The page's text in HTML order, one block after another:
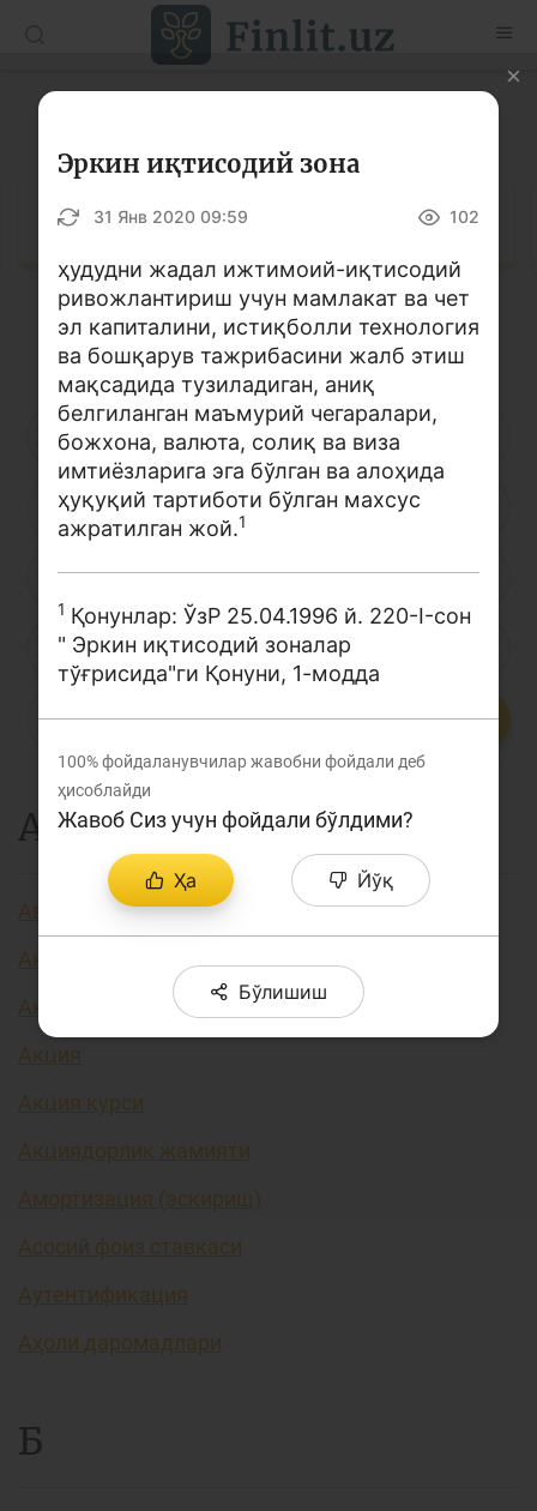
Рус
Мақолалар
Ўқув қўлланмалар
Молиявий саводхонлик бўйича китоблар
Видео
Лойиҳалар
Интерактив хизматлар
Фотогалерея
Лойиҳа ҳақида
Кенгайтирилган қидирув
Сайт харитаси
Луғат
Кирилл алифбоси Лотин алифбоси
А Б В Г Ғ
Ё Ж З И Й К
Л М Н О П Р С
Т У Ў Ү Ф
Ц Ч Ш Э Ю Я ...
А
Авторизация
Аккредитив
Активлар
Акция
Акция курси
Акциядорлик жамияти
Амортизация (эскириш)
Асосий фоиз ставкаси
Аутентификация
Аҳоли даромадлари
Б
Эркин иқтисодий зона
31 Янв 2020 09:59 102
ҳудудни жадал ижтимоий-иқтисодий
ривожлантириш учун мамлакат ва чет
эл капиталини, истиқболли технология
ва бошқарув тажрибасини жалб этиш
мақсадида тузиладиган, аниқ
белгиланган маъмурий чегаралари,
божхона, валюта, солиқ ва виза
имтиёзларига эга бўлган ва алоҳида
ҳуқуқий тартиботи бўлган махсус
ажратилган жой.1
1 Қонунлар: ЎзР 25.04.1996 й. 220-I-сон
" Эркин иқтисодий зоналар
тўғрисида"ги Қонуни, 1-модда
100%фойдаланувчилар жавобни фойдали деб
ҳисоблайди
Жавоб Сиз учун фойдали бўлдими?
Ҳа Йўқ
Бўлишиш